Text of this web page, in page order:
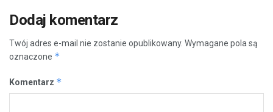
Dodaj komentarz
Twój adres e-mail nie zostanie opublikowany. Wymagane pola są
oznaczone *
Komentarz *